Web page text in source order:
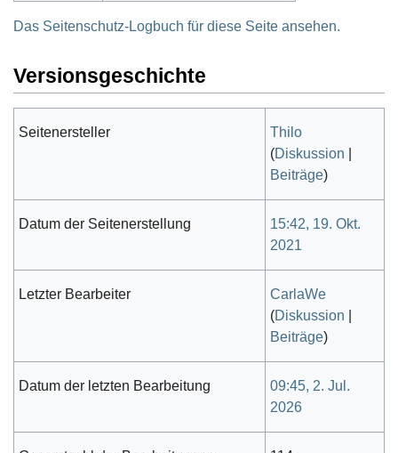
Das Seitenschutz-Logbuch für diese Seite ansehen.
Versionsgeschichte
Seitenersteller
Thilo
(Diskussion
Beiträge)
Datum der Seitenerstellung
15:42, 19. Okt.
2021
Letzter Bearbeiter
CarlaWe
(Diskussion
Beiträge)
Datum der letzten Bearbeitung
09:45, 2. Jul.
2026